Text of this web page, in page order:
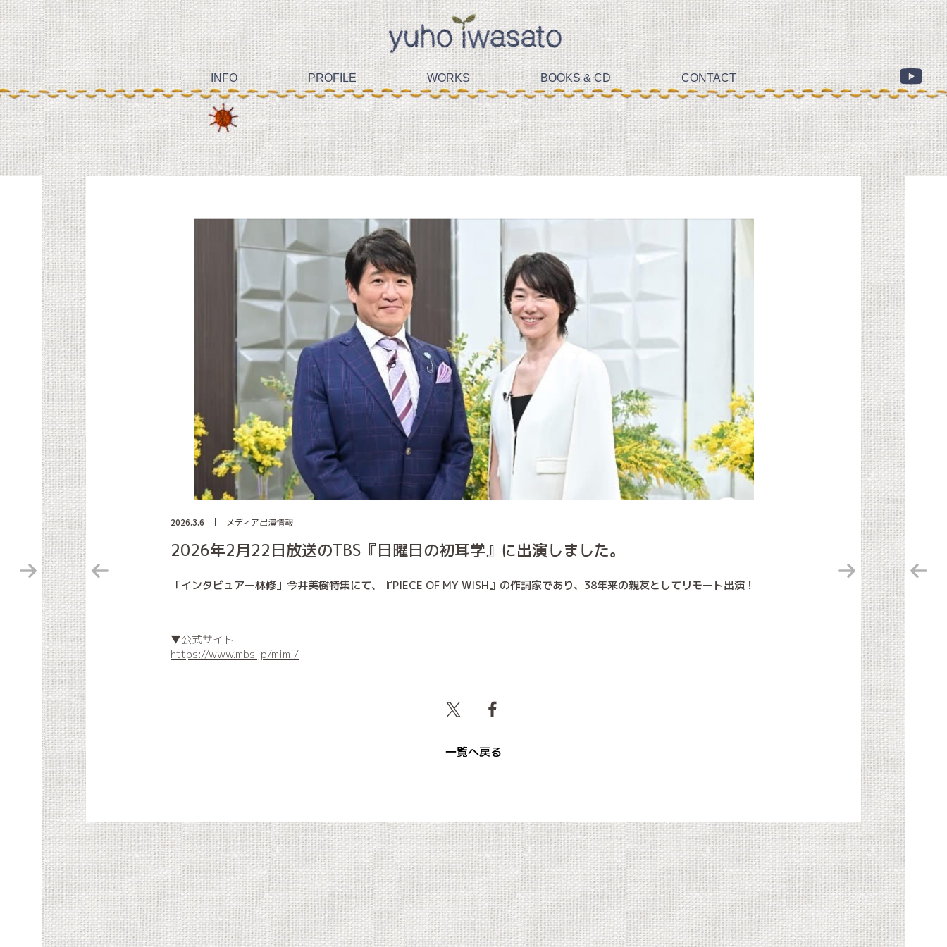
INFO PROFILE WORKS BOOKS & CD CONTACT
2026.3.6 メディア出演情報
2026年2月22日放送のTBS『日曜日の初耳学』に出演しました。
「インタビュアー林修」今井美樹特集にて、『PIECE OF MY WISH』の作詞家であり、38年来の親友としてリモート出演！
▼公式サイト
https://www.mbs.jp/mimi/
一覧へ戻る